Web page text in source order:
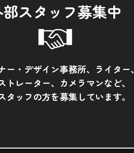
スタッフ募集中
ー・デザイン事務所、ライター、
トレーター、カメラマンなど、
タッフの方を募集しています。